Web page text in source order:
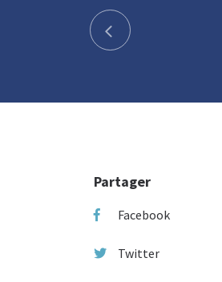
Partager
Facebook
Twitter